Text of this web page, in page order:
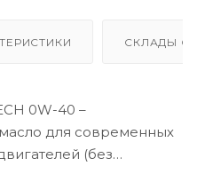
СКЛАДЫ
0W-40 –
для современных
(без